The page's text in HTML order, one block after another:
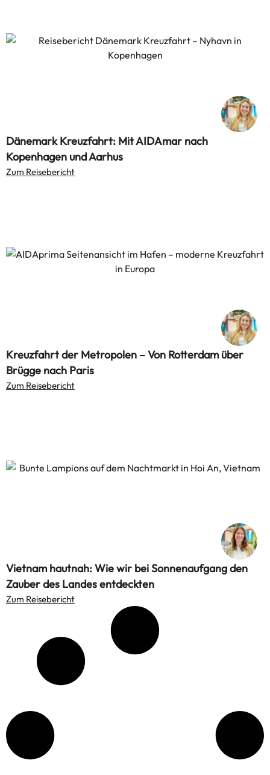
Dänemark Kreuzfahrt: Mit AIDAmar nach
Kopenhagen und Aarhus
Zum Reisebericht
Kreuzfahrt der Metropolen – Von Rotterdam über
Brügge nach Paris
Zum Reisebericht
Vietnam hautnah: Wie wir bei Sonnenaufgang den
Zauber des Landes entdeckten
Zum Reisebericht